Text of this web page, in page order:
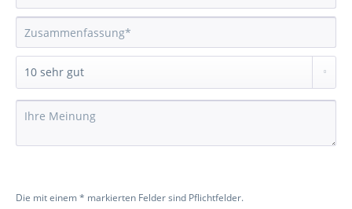
Die mit einem * markierten Felder sind Pflichtfelder.